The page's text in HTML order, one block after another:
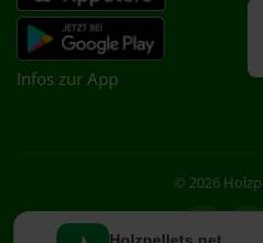
Holzpellets.net
Infos zur App
© 2026
Facebook